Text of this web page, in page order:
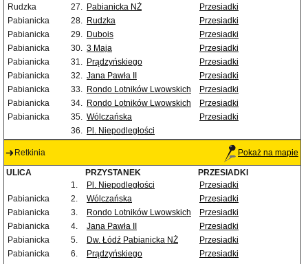
Rudzka
27. Pabianicka NŻ
Przesiadki
Pabianicka
28. Rudzka
Przesiadki
Pabianicka
29. Dubois
Przesiadki
Pabianicka
30. 3 Maja
Przesiadki
Pabianicka
31. Prądzyńskiego
Przesiadki
Pabianicka
32. Jana Pawła II
Przesiadki
Pabianicka
33. Rondo Lotników Lwowskich
Przesiadki
Pabianicka
34. Rondo Lotników Lwowskich
Przesiadki
Pabianicka
35. Wólczańska
Przesiadki
36. Pl. Niepodległości
Retkinia Pokaż na mapie
ULICA PRZYSTANEK
PRZESIADKI
1.
Pl. Niepodległości
Przesiadki
Pabianicka
2. Wólczańska
Przesiadki
Pabianicka
3. Rondo Lotników Lwowskich
Przesiadki
Pabianicka
4. Jana Pawła II
Przesiadki
Pabianicka
5. Dw. Łódź Pabianicka NŻ
Przesiadki
Pabianicka
6. Prądzyńskiego
Przesiadki